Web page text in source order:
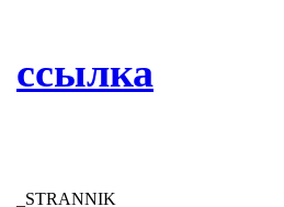
ссылка
_STRANNIK